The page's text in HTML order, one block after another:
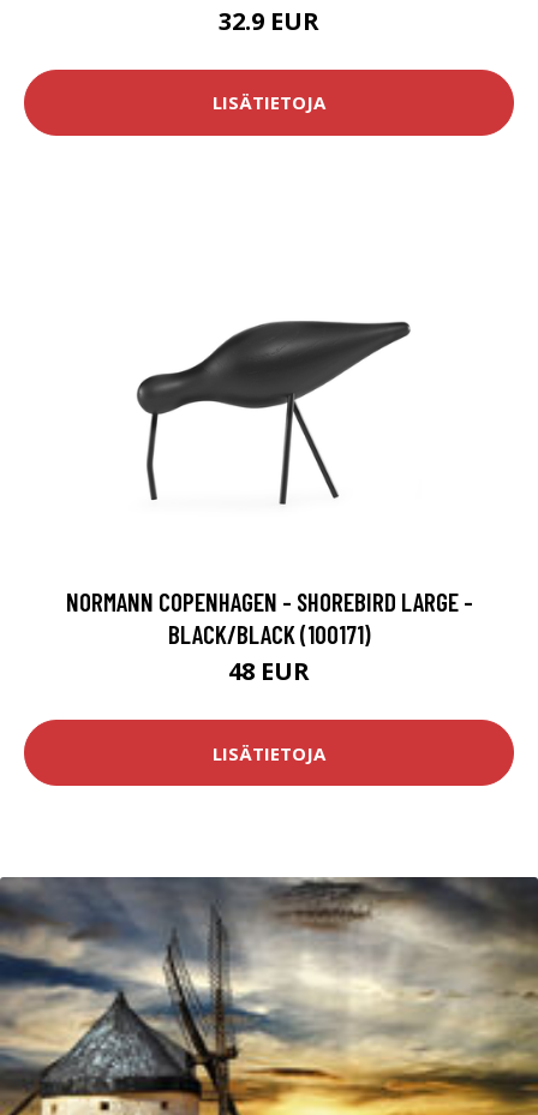
32.9 EUR
LISÄTIETOJA
NORMANN COPENHAGEN - SHOREBIRD LARGE -
BLACK/BLACK (100171)
48 EUR
LISÄTIETOJA